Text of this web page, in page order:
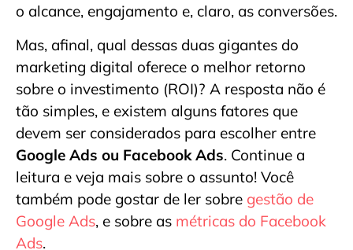
o alcance, engajamento e, claro, as conversões.
Mas, afinal, qual dessas duas gigantes do
marketing digital oferece o melhor retorno
sobre o investimento (ROI)? A resposta não é
tão simples, e existem alguns fatores que
devem ser considerados para escolher entre
Google Ads ou Facebook Ads. Continue a
leitura e veja mais sobre o assunto! Você
também pode gostar de ler sobre gestão de
Google Ads, e sobre as métricas do Facebook
Ads.